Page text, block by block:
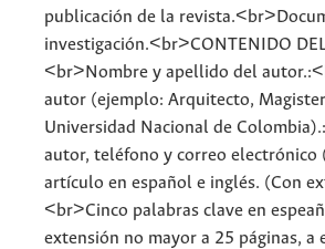
publicación de la
investigación.<br>CONTENIDO
<br>Nombre y apellido del
autor (ejemplo: Arquitecto,
Universidad Nacional de
autor, teléfono y correo
artículo en español e inglés. (Con
<br>Cinco palabras clave en
extensión no mayor a 25 páginas,